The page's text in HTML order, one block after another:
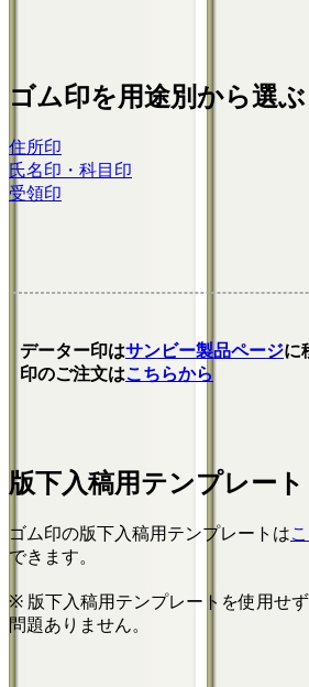
ゴム印を用途別から選ぶ
住所印
氏名印・科目印
受領印
データー印はサンビー製品ページに
印のご注文はこちらから
版下入稿用テンプレート
ゴム印の版下入稿用テンプレートは
できます。
※ 版下入稿用テンプレートを使用せ
問題ありません。